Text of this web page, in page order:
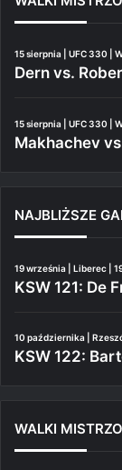
15 sierpnia | UFC 330 |
Dern vs.
15 sierpnia | UFC 330 |
Makhachev
NAJBLIŻSZE
19 września | Liberec |
KSW 121: De
10 października |
KSW 122:
WALKI